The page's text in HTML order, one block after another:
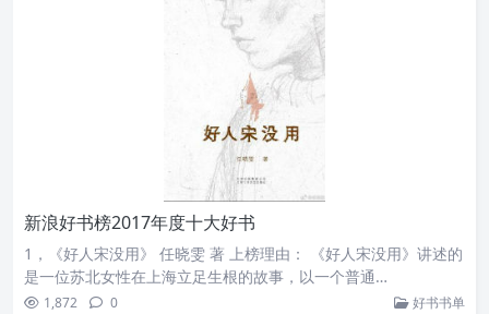
新浪好书榜2017年度十大好书
1，《好人宋没用》 任晓雯 著 上榜理由： 《好人宋没用》讲述的
是一位苏北女性在上海立足生根的故事，以一个普通…
1,872 0 好书书单